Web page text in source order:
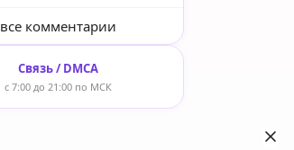
все комментарии
Связь / DMCA
с 7:00 до 21:00 по МСК